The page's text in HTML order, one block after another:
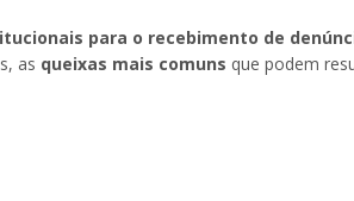
para o recebimento de
as queixas mais comuns que podem